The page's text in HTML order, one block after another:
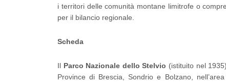
i territori delle comunità montane limitrofe o
per il bilancio regionale.
Scheda
Il Parco Nazionale dello Stelvio (istituito nel
Province di Brescia, Sondrio e Bolzano,